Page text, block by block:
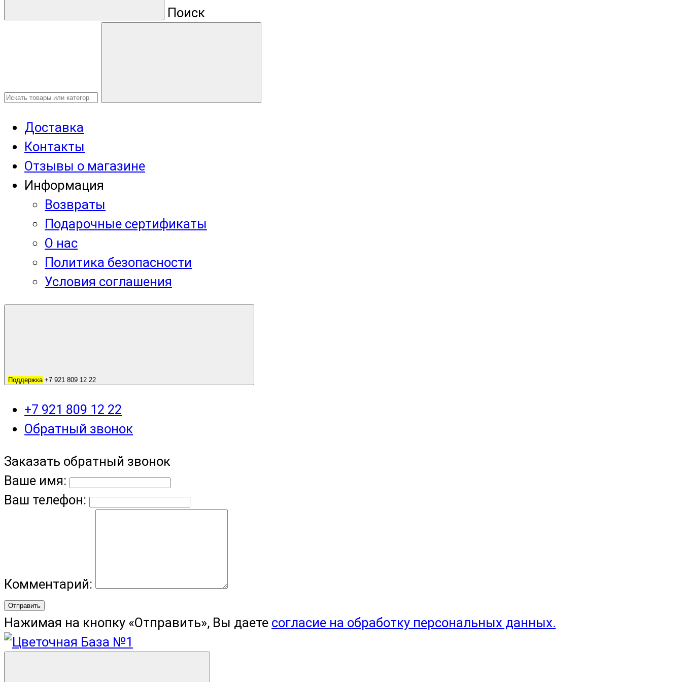
Поиск
Доставка
Контакты
Отзывы о магазине
Информация
Возвраты
Подарочные сертификаты
О нас
Политика безопасности
Условия соглашения
Поддержка +7 921 809 12 22
+7 921 809 12 22
Обратный звонок
Заказать обратный звонок
Ваше имя:
Ваш телефон:
Комментарий:
Отправить
Нажимая на кнопку «Отправить», Вы даете согласие на обработку персональных данных.